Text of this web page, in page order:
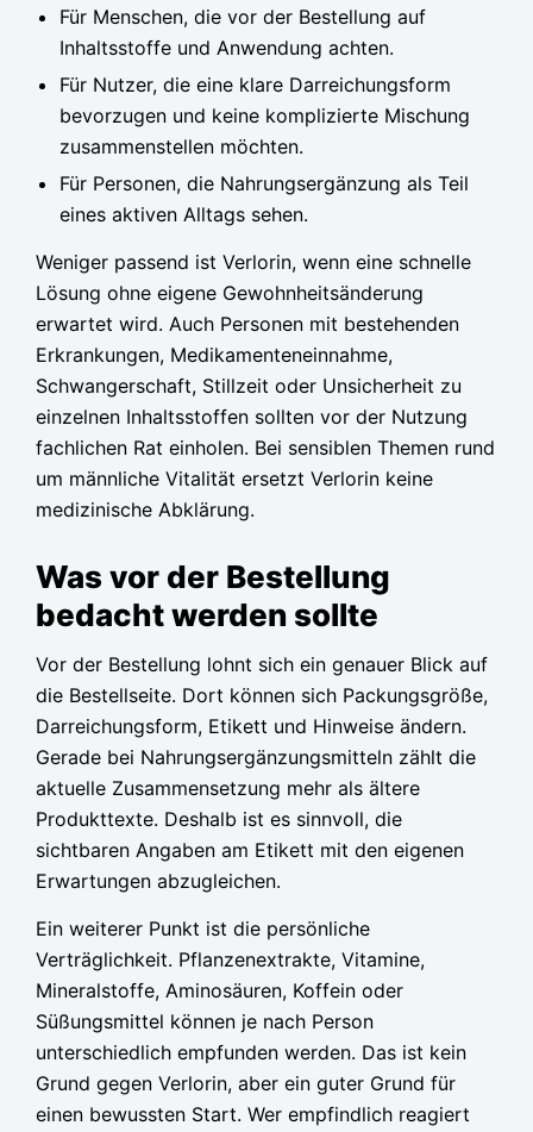
Für Menschen, die vor der Bestellung auf
Inhaltsstoffe und Anwendung achten.
Für Nutzer, die eine klare Darreichungsform
bevorzugen und keine komplizierte Mischung
zusammenstellen möchten.
Für Personen, die Nahrungsergänzung als Teil
eines aktiven Alltags sehen.
Weniger passend ist Verlorin, wenn eine schnelle
Lösung ohne eigene Gewohnheitsänderung
erwartet wird. Auch Personen mit bestehenden
Erkrankungen, Medikamenteneinnahme,
Schwangerschaft, Stillzeit oder Unsicherheit zu
einzelnen Inhaltsstoffen sollten vor der Nutzung
fachlichen Rat einholen. Bei sensiblen Themen rund
um männliche Vitalität ersetzt Verlorin keine
medizinische Abklärung.
Was vor der Bestellung
bedacht werden sollte
Vor der Bestellung lohnt sich ein genauer Blick auf
die Bestellseite. Dort können sich Packungsgröße,
Darreichungsform, Etikett und Hinweise ändern.
Gerade bei Nahrungsergänzungsmitteln zählt die
aktuelle Zusammensetzung mehr als ältere
Produkttexte. Deshalb ist es sinnvoll, die
sichtbaren Angaben am Etikett mit den eigenen
Erwartungen abzugleichen.
Ein weiterer Punkt ist die persönliche
Verträglichkeit. Pflanzenextrakte, Vitamine,
Mineralstoffe, Aminosäuren, Koffein oder
Süßungsmittel können je nach Person
unterschiedlich empfunden werden. Das ist kein
Grund gegen Verlorin, aber ein guter Grund für
einen bewussten Start. Wer empfindlich reagiert